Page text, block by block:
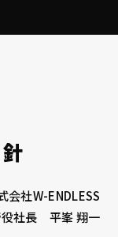
会社W-ENDLESS
役社長 平峯 翔一